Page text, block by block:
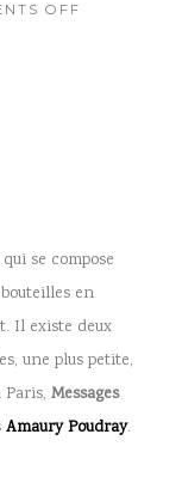
OFF
se compose
en
Il existe deux
une plus petite,
Messages
Amaury Poudray.